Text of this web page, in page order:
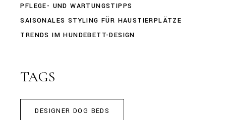
PFLEGE- UND WARTUNGSTIPPS
SAISONALES STYLING FÜR HAUSTIERPLÄTZE
TRENDS IM HUNDEBETT-DESIGN
TAGS
DESIGNER DOG BEDS